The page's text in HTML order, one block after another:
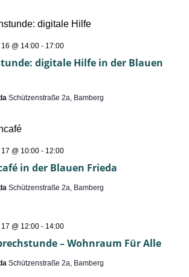
digitale Hilfe in der Blauen
@ 14:00- 17:00
Hilfe
Blauen
Frieda
Schützenstraße 2a, Bamberg
in der Blauen Frieda
@ 10:00- 12:00
der
Frieda
Schützenstraße 2a, Bamberg
– Wohnraum Für Alle
@ 12:00- 14:00
–
Für
Schützenstraße 2a, Bamberg